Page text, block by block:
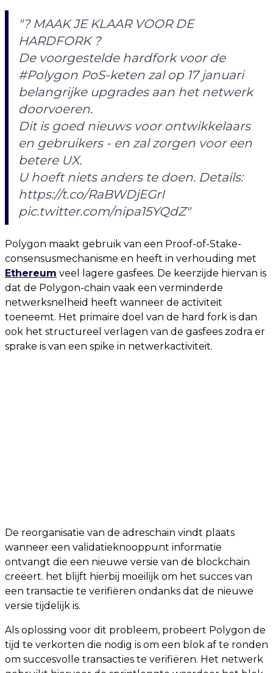
"? MAAK JE KLAAR VOOR DE
HARDFORK ?
De voorgestelde hardfork voor de
#Polygon PoS-keten zal op 17 januari
belangrijke upgrades aan het netwerk
doorvoeren.
Dit is goed nieuws voor ontwikkelaars
en gebruikers - en zal zorgen voor een
betere UX.
U hoeft niets anders te doen. Details:
https://t.co/RaBWDjEGrI
pic.twitter.com/nipa15YQdZ"
Polygon maakt gebruik van een Proof-of-Stake-
consensusmechanisme en heeft in verhouding met
Ethereum veel lagere gasfees. De keerzijde hiervan is
dat de Polygon-chain vaak een verminderde
netwerksnelheid heeft wanneer de activiteit
toeneemt. Het primaire doel van de hard fork is dan
ook het structureel verlagen van de gasfees zodra er
sprake is van een spike in netwerkactiviteit.
De reorganisatie van de adreschain vindt plaats
wanneer een validatieknooppunt informatie
ontvangt die een nieuwe versie van de blockchain
creëert. het blijft hierbij moeilijk om het succes van
een transactie te verifiëren ondanks dat de nieuwe
versie tijdelijk is.
Als oplossing voor dit probleem, probeert Polygon de
tijd te verkorten die nodig is om een blok af te ronden
om succesvolle transacties te verifiëren. Het netwerk